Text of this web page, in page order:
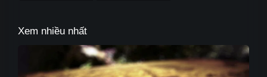
Xem nhiều nhất